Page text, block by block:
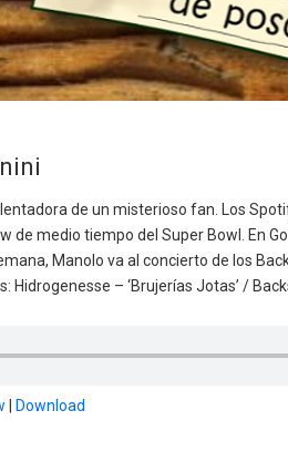
de un misterioso fan. Los
de medio tiempo del Super Bowl. En
Manolo va al concierto de los
– ‘Brujerías Jotas’ /
Download